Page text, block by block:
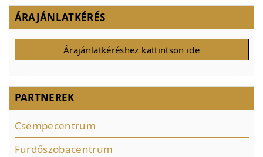
ÁRAJÁNLATKÉRÉS
Árajánlatkéréshez kattintson ide
PARTNEREK
Csempecentrum
Fürdőszobacentrum